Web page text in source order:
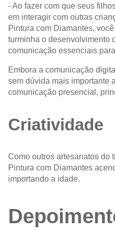
- Ao fazer com que seus
em interagir com outras
Pintura com Diamantes,
turminha o desenvolvimento
comunicação essenciais
Embora a comunicação
sem dúvida mais importante
comunicação presencial,
Criatividade
Como outros artesanatos do
Pintura com Diamantes
importando a idade.